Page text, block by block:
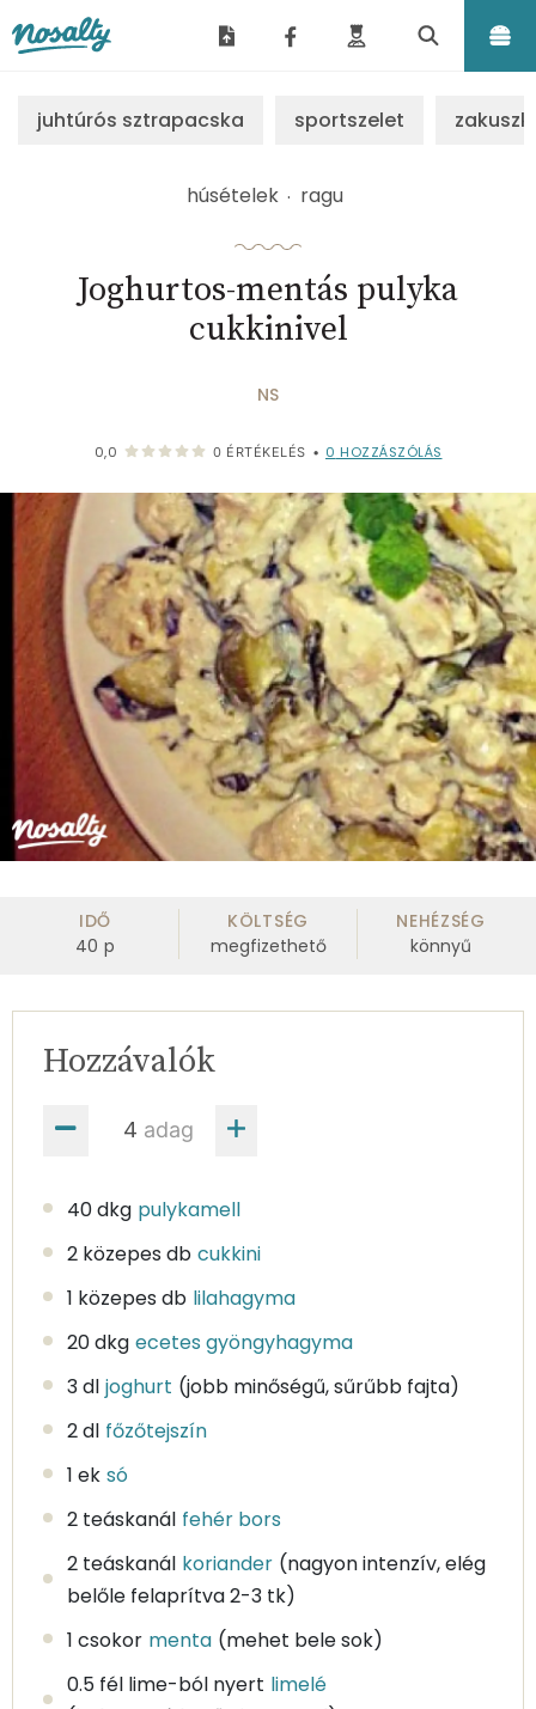
juhtúrós sztrapacska sportszelet
húsételek ragu
Joghurtos-mentás pulyka
cukkinivel
NS
0,0 0 ÉRTÉKELÉS • 0 HOZZÁSZÓLÁS
IDŐ
40 p
KÖLTSÉG
megfizethető
NEHÉZSÉG
könnyű
adag
Hozzávalók
40 dkg pulykamell
2 közepes db cukkini
1 közepes db lilahagyma
20 dkg ecetes gyöngyhagyma
3 dl joghurt (jobb minőségű, sűrűbb fajta)
2 dl főzőtejszín
1 ek só
2 teáskanál fehér bors
2 teáskanál koriander (nagyon intenzív, elég
belőle felaprítva 2-3 tk)
1 csokor menta (mehet bele sok)
0.5 fél lime-ból nyert limelé